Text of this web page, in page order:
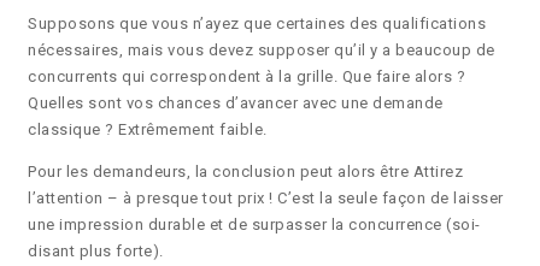
Supposons que vous n’ayez que certaines des qualifications
nécessaires, mais vous devez supposer qu’il y a beaucoup de
concurrents qui correspondent à la grille. Que faire alors ?
Quelles sont vos chances d’avancer avec une demande
classique ? Extrêmement faible.
Pour les demandeurs, la conclusion peut alors être Attirez
l’attention – à presque tout prix ! C’est la seule façon de laisser
une impression durable et de surpasser la concurrence (soi-
disant plus forte).